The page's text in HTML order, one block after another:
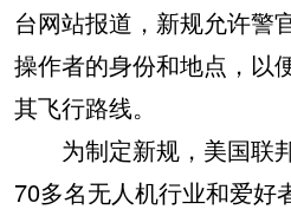
台网站报道，新规允许警
操作者的身份和地点，以
其飞行路线。
为制定新规，美国联
70多名无人机行业和爱好